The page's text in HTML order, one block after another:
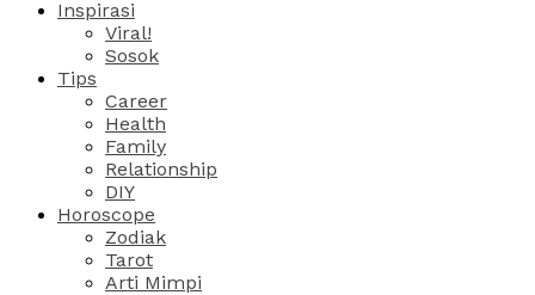
Inspirasi
Viral!
Sosok
Tips
Career
Health
Family
Relationship
DIY
Horoscope
Zodiak
Tarot
Arti Mimpi